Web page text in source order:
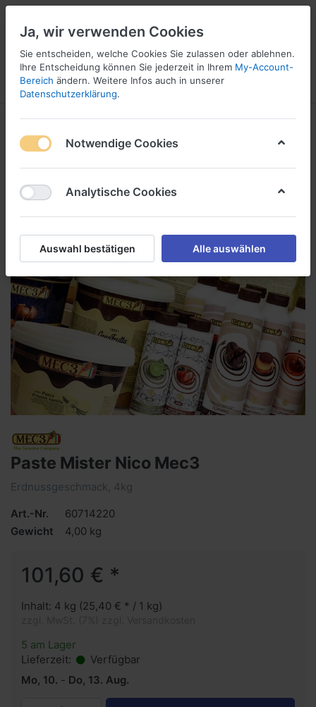
Menü Anmelden Vergleichen Wunschliste
Paste Mister Nico Mec3
Erdnussgeschmack, 4kg
Art.-Nr.
60714220
Gewicht
4,00 kg
101,60 € *
Inhalt: 4 kg (25,40 € * / 1 kg)
5 am Lager
Lieferzeit:
Verfügbar
Mo, 10. - Do, 13. Aug.
Ja, wir verwenden Cookies
Sie entscheiden, welche Cookies Sie zulassen oder ablehnen.
Ihre Entscheidung können Sie jederzeit in Ihrem My-Account-
Bereich ändern. Weitere Infos auch in unserer
Datenschutzerklärung.
Notwendige Cookies
Analytische Cookies
Auswahl bestätigen Alle auswählen